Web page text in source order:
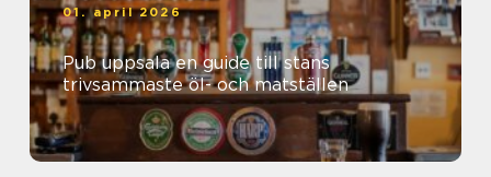
01. april 2026
Pub uppsala en guide till stans
trivsammaste öl- och matställen